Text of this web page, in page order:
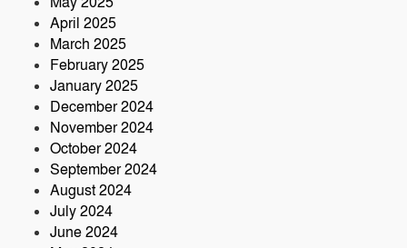
April 2025
March 2025
February 2025
January 2025
December 2024
November 2024
October 2024
September 2024
August 2024
July 2024
June 2024